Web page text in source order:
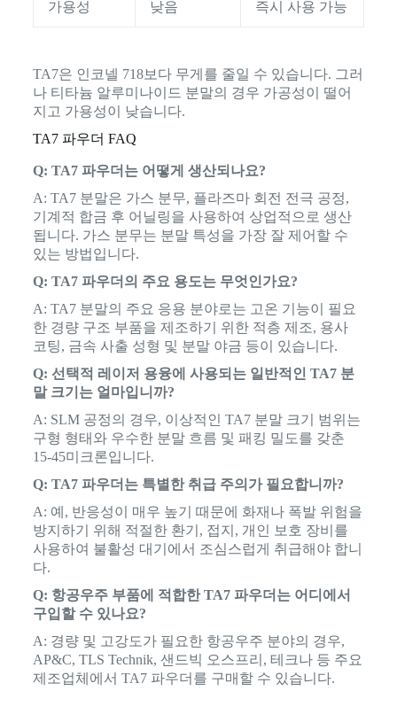
가용성 낮음 즉시 사용 가능
TA7은 인코넬 718보다 무게를 줄일 수 있습니다. 그러
나 티타늄 알루미나이드 분말의 경우 가공성이 떨어
지고 가용성이 낮습니다.
TA7 파우더 FAQ
Q: TA7 파우더는 어떻게 생산되나요?
A: TA7 분말은 가스 분무, 플라즈마 회전 전극 공정,
기계적 합금 후 어닐링을 사용하여 상업적으로 생산
됩니다. 가스 분무는 분말 특성을 가장 잘 제어할 수
있는 방법입니다.
Q: TA7 파우더의 주요 용도는 무엇인가요?
A: TA7 분말의 주요 응용 분야로는 고온 기능이 필요
한 경량 구조 부품을 제조하기 위한 적층 제조, 용사
코팅, 금속 사출 성형 및 분말 야금 등이 있습니다.
Q: 선택적 레이저 용융에 사용되는 일반적인 TA7 분
말 크기는 얼마입니까?
A: SLM 공정의 경우, 이상적인 TA7 분말 크기 범위는
구형 형태와 우수한 분말 흐름 및 패킹 밀도를 갖춘
15-45미크론입니다.
Q: TA7 파우더는 특별한 취급 주의가 필요합니까?
A: 예, 반응성이 매우 높기 때문에 화재나 폭발 위험을
방지하기 위해 적절한 환기, 접지, 개인 보호 장비를
사용하여 불활성 대기에서 조심스럽게 취급해야 합니
다.
Q: 항공우주 부품에 적합한 TA7 파우더는 어디에서
구입할 수 있나요?
A: 경량 및 고강도가 필요한 항공우주 분야의 경우,
AP&C, TLS Technik, 샌드빅 오스프리, 테크나 등 주요
제조업체에서 TA7 파우더를 구매할 수 있습니다.